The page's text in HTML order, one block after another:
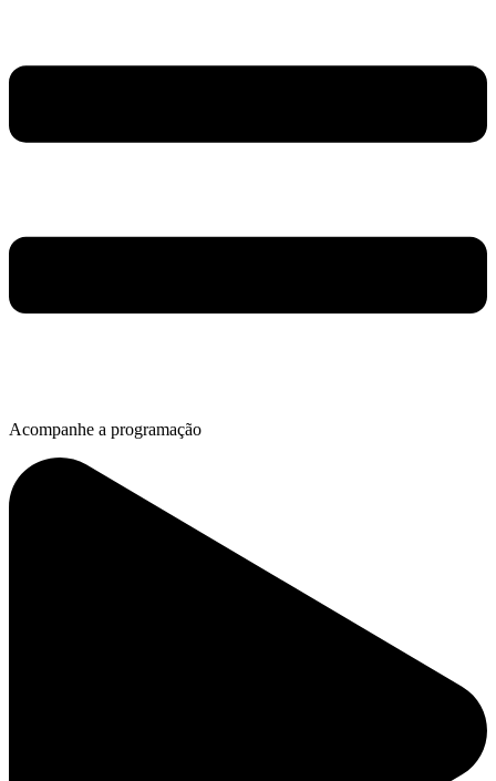
Acompanhe a programação